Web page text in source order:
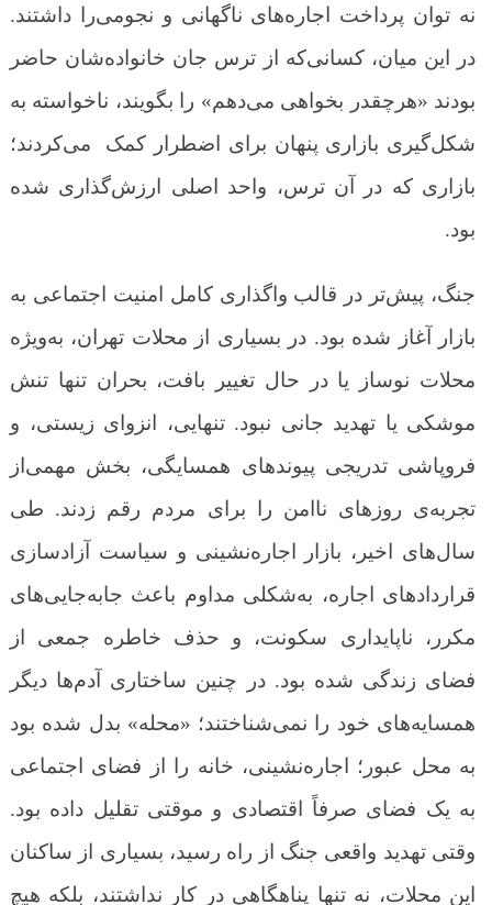
نه توان پرداخت اجاره‌های ناگهانی و نجومی‌را داشتند.
در این میان، کسانی‌که از ترس جان خانواده‌شان حاضر
بودند «هرچقدر بخواهی می‌دهم» را بگویند، ناخواسته به
شکل‌گیری بازاری پنهان برای اضطرار کمک می‌کردند؛
بازاری که در آن ترس، واحد اصلی ارزش‌گذاری شده
بود.
جنگ، پیش‌تر در قالب واگذاری کامل امنیت اجتماعی به
بازار آغاز شده بود. در بسیاری از محلات تهران، به‌ویژه
محلات نوساز یا در حال تغییر بافت، بحران تنها تنش
موشکی یا تهدید جانی نبود. تنهایی، انزوای زیستی، و
فروپاشی تدریجی پیوندهای همسایگی، بخش مهمی‌از
تجربه‌ی روزهای ناامن را برای مردم رقم زدند. طی
سال‌های اخیر، بازار اجاره‌نشینی و سیاست آزادسازی
قراردادهای اجاره، به‌شکلی مداوم باعث جابه‌جایی‌های
مکرر، ناپایداری سکونت، و حذف خاطره جمعی از
فضای زندگی شده بود. در چنین ساختاری آدم‌ها دیگر
همسایه‌های خود را نمی‌شناختند؛ «محله» بدل شده بود
به محل عبور؛ اجاره‌نشینی، خانه را از فضای اجتماعی
به یک فضای صرفاً اقتصادی و موقتی تقلیل داده بود.
وقتی تهدید واقعی جنگ از راه رسید، بسیاری از ساکنان
این محلات، نه تنها پناهگاهی در کار نداشتند، بلکه هیچ